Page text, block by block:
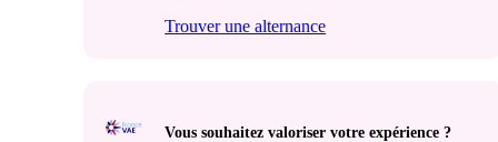
Trouver une alternance
Vous souhaitez valoriser votre expérience ?